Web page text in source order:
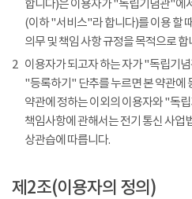
합니다)은 이용자가 "독립기념관"에
(이하 "서비스"라 합니다)를 이용 할
의무 및 책임 사항 규정을 목적으로 합
2 이용자가 되고자 하는 자가 "독립기
"등록하기" 단추를 누르면 본 약관에
약관에 정하는 이외의 이용자와 "독
책임사항에 관해서는 전기 통신 사업
상관습에 따릅니다.
제2조(이용자의 정의)